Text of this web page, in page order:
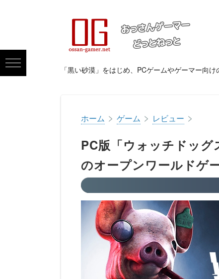
「黒い砂漠」をはじめ、PCゲームやゲーマー向
ホーム > ゲーム > レビュー >
PC版「ウォッチドッ
のオープンワールドゲ